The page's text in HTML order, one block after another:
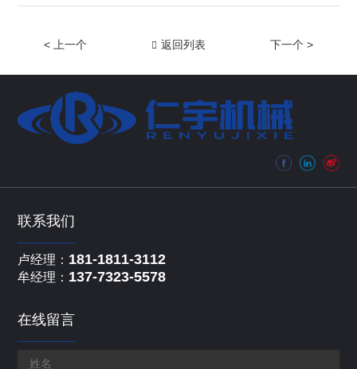
< 上一个 返回列表 下一个 >
联系我们
卢经理： 181-1811-3112
牟经理： 137-7323-5578
在线留言